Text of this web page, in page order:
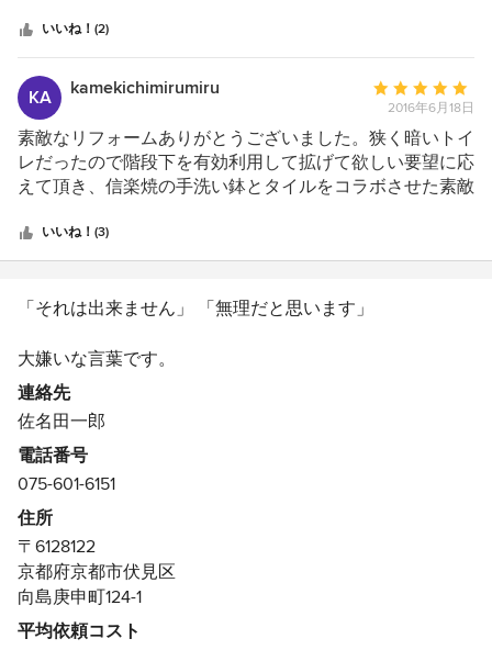
中
星
5
た。 こちらが、こうしたいと言ったことをしっかり聞き
入れ、こちらの立場に立って、プロの視点で提案してくれ
たのがよかったです。予算も含めて、多少の無理も聞き入
れてもらい、とにかくいろいろ相談に乗ってもらえたのも
よかったと思います。また、次回もよろしくお願いしま
す。
いいね！(2)
KA kamekichimirumiru
平
均
評
価：
5
中
2016年6月18日
素敵なリフォームありがとうございました。狭く暗いトイ
レだったので階段下を有効利用して拡げて欲しい要望に応
えて頂き、信楽焼の手洗い鉢とタイルをコラボさせた素敵
となりました。クロスとタイルとの絶妙なバランス本当に
落ち着くんですよ！こちらの無理難題にも、色々な提案を
いいね！(3)
「それは出来ません」 「無理だと思います」
大嫌いな言葉です。
『調べてみます。きっと出来ます』 と答えます。
そしてあらゆる方法で出来る道を模索します。
まずは社員や職人に相談、そして材料店、メーカー…。
それでもだめなら同業者、その知人、そのまた知人…。
いずれは何か良い道にたどり着きます。
そうしてご提案させていただいたリフォームが完成しま
す。
お客様の笑顔、喜びのおことば、本当に身体の奥底からジ
連絡先
佐名田一郎
電話番号
075-601-6151
住所
〒6128122
京都府京都市伏見区
向島庚申町124-1
平均依頼コスト